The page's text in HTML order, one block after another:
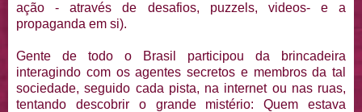
ação - através de desafios, puzzels, videos- e a
propaganda em si).
Gente de todo o Brasil participou da brincadeira
interagindo com os agentes secretos e membros da tal
sociedade, seguido cada pista, na internet ou nas ruas,
tentando descobrir o grande mistério: Quem estava